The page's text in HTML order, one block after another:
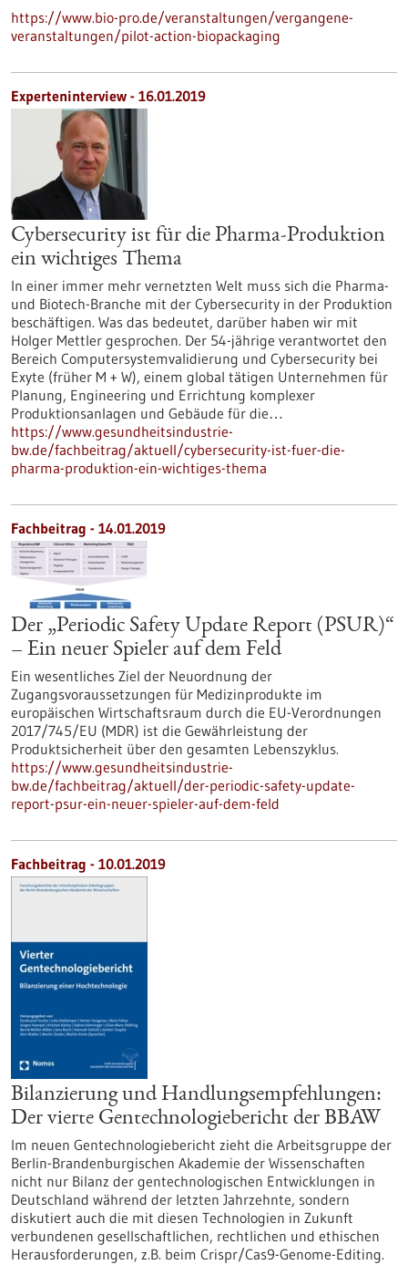
https://www.bio-pro.de/veranstaltungen/vergangene-
veranstaltungen/pilot-action-biopackaging
Experteninterview - 16.01.2019
Cybersecurity ist für die Pharma-Produktion
ein wichtiges Thema
In einer immer mehr vernetzten Welt muss sich die Pharma-
und Biotech-Branche mit der Cybersecurity in der Produktion
beschäftigen. Was das bedeutet, darüber haben wir mit
Holger Mettler gesprochen. Der 54-jährige verantwortet den
Bereich Computersystemvalidierung und Cybersecurity bei
Exyte (früher M + W), einem global tätigen Unternehmen für
Planung, Engineering und Errichtung komplexer
Produktionsanlagen und Gebäude für die…
https://www.gesundheitsindustrie-
bw.de/fachbeitrag/aktuell/cybersecurity-ist-fuer-die-
pharma-produktion-ein-wichtiges-thema
Fachbeitrag - 14.01.2019
Der „Periodic Safety Update Report (PSUR)“
– Ein neuer Spieler auf dem Feld
Ein wesentliches Ziel der Neuordnung der
Zugangsvoraussetzungen für Medizinprodukte im
europäischen Wirtschaftsraum durch die EU-Verordnungen
2017/745/EU (MDR) ist die Gewährleistung der
Produktsicherheit über den gesamten Lebenszyklus.
https://www.gesundheitsindustrie-
bw.de/fachbeitrag/aktuell/der-periodic-safety-update-
report-psur-ein-neuer-spieler-auf-dem-feld
Fachbeitrag - 10.01.2019
Bilanzierung und Handlungsempfehlungen:
Der vierte Gentechnologiebericht der BBAW
Im neuen Gentechnologiebericht zieht die Arbeitsgruppe der
Berlin-Brandenburgischen Akademie der Wissenschaften
nicht nur Bilanz der gentechnologischen Entwicklungen in
Deutschland während der letzten Jahrzehnte, sondern
diskutiert auch die mit diesen Technologien in Zukunft
verbundenen gesellschaftlichen, rechtlichen und ethischen
Herausforderungen, z.B. beim Crispr/Cas9-Genome-Editing.